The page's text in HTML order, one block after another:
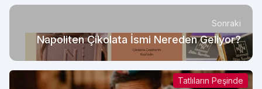
Sonraki
Napoliten Çikolata İsmi Nereden Geliyor?
Tatlıların Peşinde